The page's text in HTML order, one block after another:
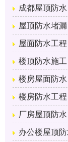
成都屋顶防水
屋顶防水堵漏
屋面防水工程
楼顶防水施工
楼房屋面防水
楼房防水工程
厂房屋顶防水
办公楼屋顶